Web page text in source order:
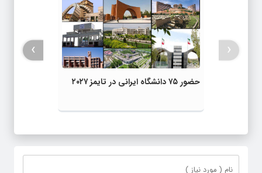
حضور ۷۵ دانشگاه ایرانی در تایمز ۲۰۲۷
‹
›